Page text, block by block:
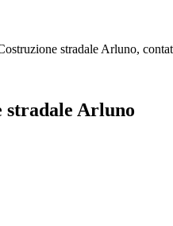
stradale Arluno,
stradale Arluno